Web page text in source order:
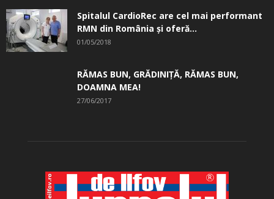
Spitalul CardioRec are cel mai performant
RMN din România și oferă...
01/05/2018
RĂMAS BUN, GRĂDINIŢĂ, ­RĂMAS BUN,
DOAMNA MEA!
27/06/2017